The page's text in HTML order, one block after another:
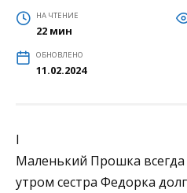
НА ЧТЕНИЕ
22 мин
ОБНОВЛЕНО
11.02.2024
I
Маленький Прошка всегда
утром сестра Федорка